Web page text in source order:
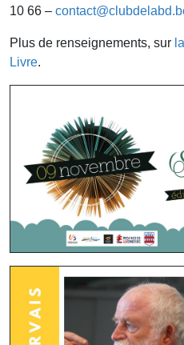
10 66 –
Plus de renseignements, sur
Livre.